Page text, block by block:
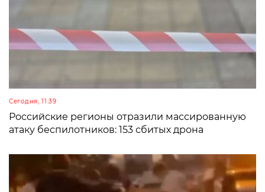
Сегодня, 11:39
Российские регионы отразили массированную
атаку беспилотников: 153 сбитых дрона